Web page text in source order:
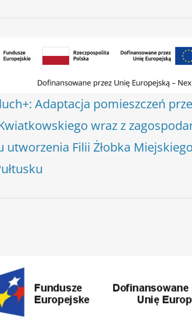
Adaptacja pomieszczeń
wraz z
utworzenia Filii Żłobka Miejskiego